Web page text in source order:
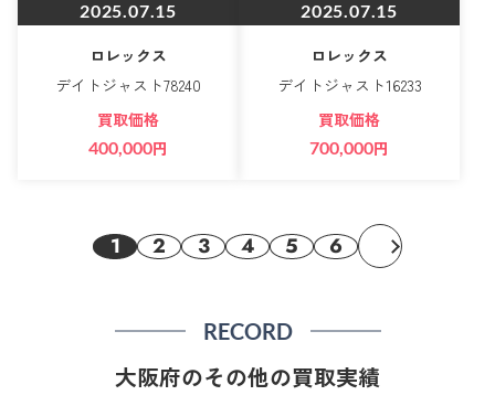
2025.07.15
ロレックス
デイトジャスト78240
買取価格
400,000円
2025.07.15
ロレックス
デイトジャスト16233
買取価格
700,000円
1 2 3 4 5 6
RECORD
大阪府のその他の買取実績